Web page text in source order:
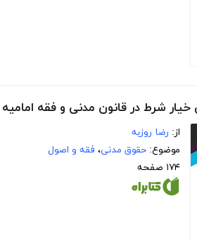
خیار شرط در قانون مدنی و فقه امامیه
از: رضا روزبه
موضوع: حقوق مدنی، فقه و اصول
۱۷۴ صفحه